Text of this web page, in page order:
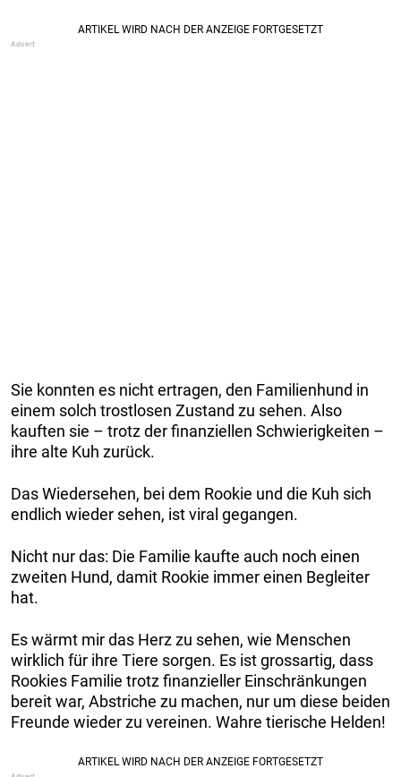
Sie konnten es nicht ertragen, den Familienhund in
einem solch trostlosen Zustand zu sehen. Also
kauften sie – trotz der finanziellen Schwierigkeiten –
ihre alte Kuh zurück.
Das Wiedersehen, bei dem Rookie und die Kuh sich
endlich wieder sehen, ist viral gegangen.
Nicht nur das: Die Familie kaufte auch noch einen
zweiten Hund, damit Rookie immer einen Begleiter
hat.
Es wärmt mir das Herz zu sehen, wie Menschen
wirklich für ihre Tiere sorgen. Es ist grossartig, dass
Rookies Familie trotz finanzieller Einschränkungen
bereit war, Abstriche zu machen, nur um diese beiden
Freunde wieder zu vereinen. Wahre tierische Helden!